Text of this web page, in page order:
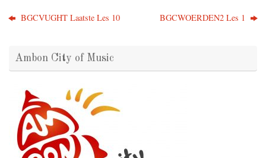
BGCVUGHT Laatste Les 10 BGCWOERDEN2 Les 1
Ambon City of Music